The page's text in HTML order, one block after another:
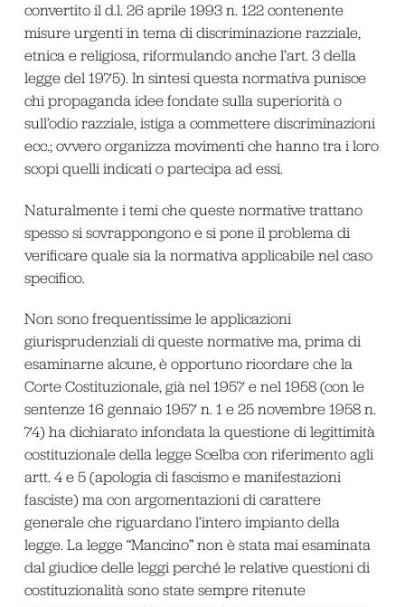
convertito il d.l. 26 aprile 1993 n. 122 contenente
misure urgenti in tema di discriminazione razziale,
etnica e religiosa, riformulando anche l’art. 3 della
legge del 1975). In sintesi questa normativa punisce
chi propaganda idee fondate sulla superiorità o
sull’odio razziale, istiga a commettere discriminazioni
ecc.; ovvero organizza movimenti che hanno tra i loro
scopi quelli indicati o partecipa ad essi.
Naturalmente i temi che queste normative trattano
spesso si sovrappongono e si pone il problema di
verificare quale sia la normativa applicabile nel caso
specifico.
Non sono frequentissime le applicazioni
giurisprudenziali di queste normative ma, prima di
esaminarne alcune, è opportuno ricordare che la
Corte Costituzionale, già nel 1957 e nel 1958 (con le
sentenze 16 gennaio 1957 n. 1 e 25 novembre 1958 n.
74) ha dichiarato infondata la questione di legittimità
costituzionale della legge Scelba con riferimento agli
artt. 4 e 5 (apologia di fascismo e manifestazioni
fasciste) ma con argomentazioni di carattere
generale che riguardano l’intero impianto della
legge. La legge “Mancino” non è stata mai esaminata
dal giudice delle leggi perché le relative questioni di
costituzionalità sono state sempre ritenute